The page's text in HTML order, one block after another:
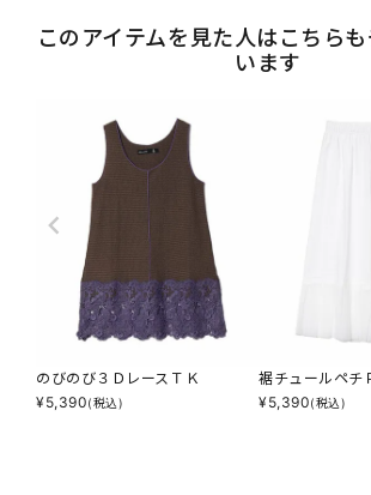
このアイテムを見た人はこちら
います
のびのび３ＤレースＴＫ
¥5,390(税込)
裾チュールペチ
¥5,390(税込)